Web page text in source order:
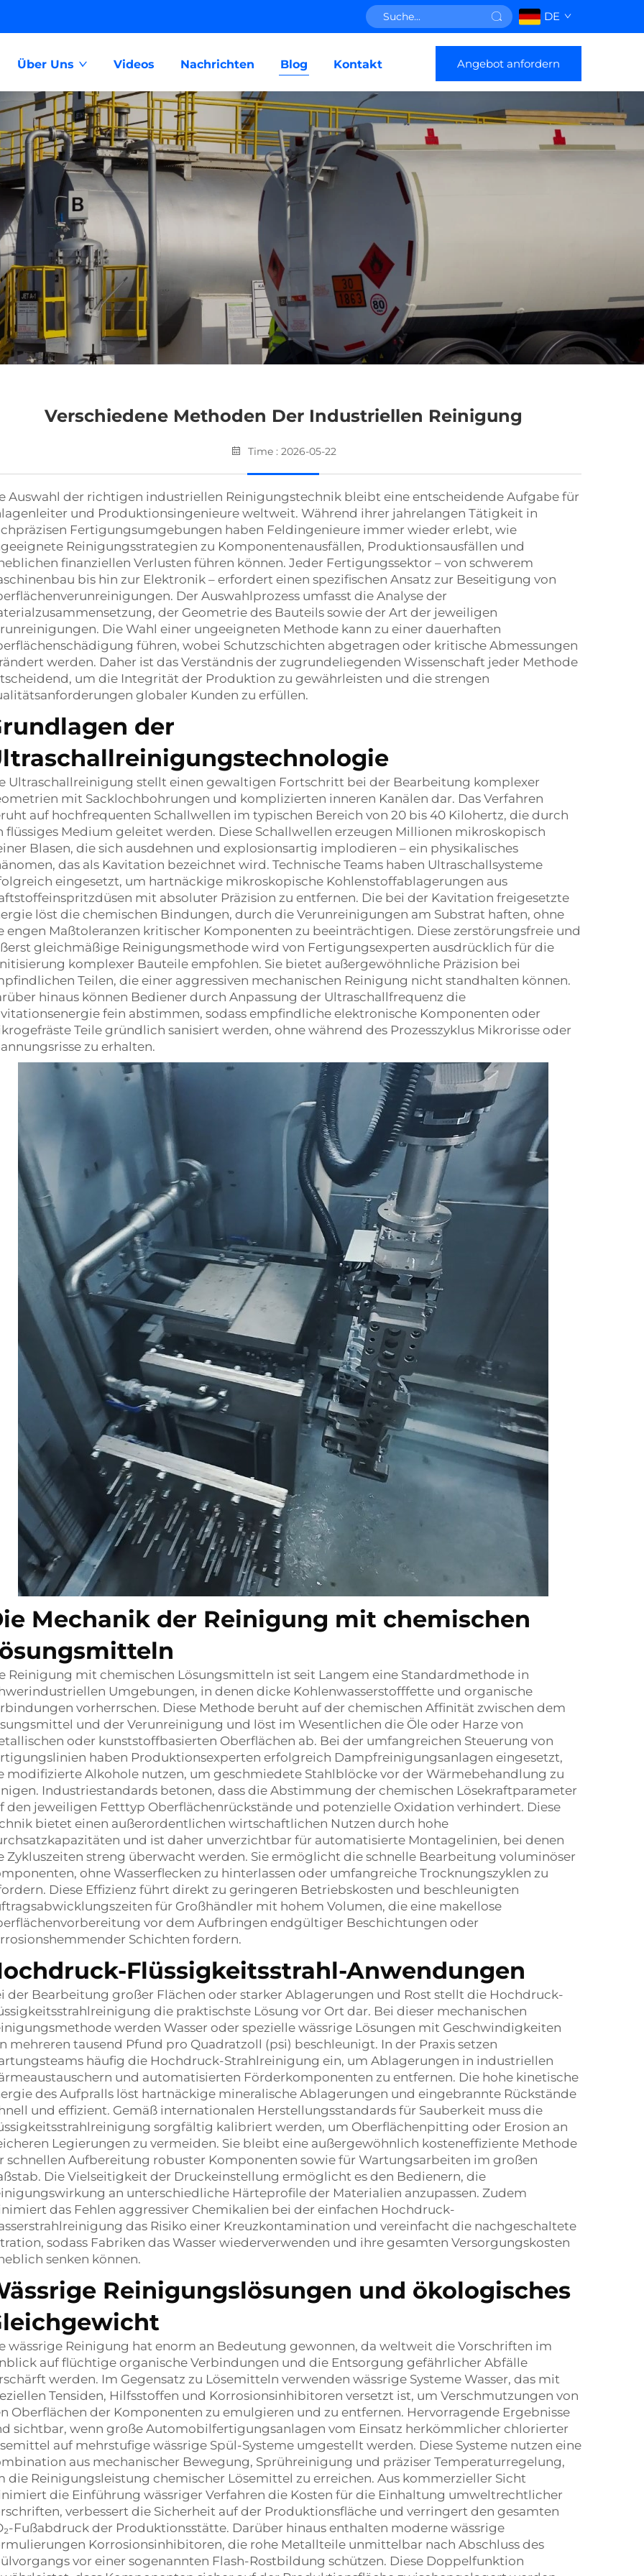
DE
Über Uns Videos Nachrichten Blog Kontakt Angebot anfordern
Verschiedene Methoden Der Industriellen Reinigung
Time : 2026-05-22
Auswahl der richtigen industriellen Reinigungstechnik bleibt eine entscheidende Aufgabe für
und Produktionsingenieure weltweit. Während ihrer jahrelangen Tätigkeit in
Fertigungsumgebungen haben Feldingenieure immer wieder erlebt, wie
Reinigungsstrategien zu Komponentenausfällen, Produktionsausfällen und
finanziellen Verlusten führen können. Jeder Fertigungssektor – von schwerem
bis hin zur Elektronik – erfordert einen spezifischen Ansatz zur Beseitigung von
Der Auswahlprozess umfasst die Analyse der
der Geometrie des Bauteils sowie der Art der jeweiligen
Die Wahl einer ungeeigneten Methode kann zu einer dauerhaften
führen, wobei Schutzschichten abgetragen oder kritische Abmessungen
werden. Daher ist das Verständnis der zugrundeliegenden Wissenschaft jeder Methode
um die Integrität der Produktion zu gewährleisten und die strengen
globaler Kunden zu erfüllen.
der
Ultraschallreinigung stellt einen gewaltigen Fortschritt bei der Bearbeitung komplexer
mit Sacklochbohrungen und komplizierten inneren Kanälen dar. Das Verfahren
auf hochfrequenten Schallwellen im typischen Bereich von 20 bis 40 Kilohertz, die durch
flüssiges Medium geleitet werden. Diese Schallwellen erzeugen Millionen mikroskopisch
Blasen, die sich ausdehnen und explosionsartig implodieren – ein physikalisches
das als Kavitation bezeichnet wird. Technische Teams haben Ultraschallsysteme
eingesetzt, um hartnäckige mikroskopische Kohlenstoffablagerungen aus
mit absoluter Präzision zu entfernen. Die bei der Kavitation freigesetzte
löst die chemischen Bindungen, durch die Verunreinigungen am Substrat haften, ohne
engen Maßtoleranzen kritischer Komponenten zu beeinträchtigen. Diese zerstörungsfreie und
gleichmäßige Reinigungsmethode wird von Fertigungsexperten ausdrücklich für die
komplexer Bauteile empfohlen. Sie bietet außergewöhnliche Präzision bei
Teilen, die einer aggressiven mechanischen Reinigung nicht standhalten können.
hinaus können Bediener durch Anpassung der Ultraschallfrequenz die
fein abstimmen, sodass empfindliche elektronische Komponenten oder
Teile gründlich sanisiert werden, ohne während des Prozesszyklus Mikrorisse oder
zu erhalten.
Mechanik der Reinigung mit chemischen
Reinigung mit chemischen Lösungsmitteln ist seit Langem eine Standardmethode in
Umgebungen, in denen dicke Kohlenwasserstofffette und organische
vorherrschen. Diese Methode beruht auf der chemischen Affinität zwischen dem
und der Verunreinigung und löst im Wesentlichen die Öle oder Harze von
oder kunststoffbasierten Oberflächen ab. Bei der umfangreichen Steuerung von
haben Produktionsexperten erfolgreich Dampfreinigungsanlagen eingesetzt,
modifizierte Alkohole nutzen, um geschmiedete Stahlblöcke vor der Wärmebehandlung zu
Industriestandards betonen, dass die Abstimmung der chemischen Lösekraftparameter
den jeweiligen Fetttyp Oberflächenrückstände und potenzielle Oxidation verhindert. Diese
bietet einen außerordentlichen wirtschaftlichen Nutzen durch hohe
und ist daher unverzichtbar für automatisierte Montagelinien, bei denen
Zykluszeiten streng überwacht werden. Sie ermöglicht die schnelle Bearbeitung voluminöser
ohne Wasserflecken zu hinterlassen oder umfangreiche Trocknungszyklen zu
Diese Effizienz führt direkt zu geringeren Betriebskosten und beschleunigten
für Großhändler mit hohem Volumen, die eine makellose
vor dem Aufbringen endgültiger Beschichtungen oder
Schichten fordern.
Flüssigkeitsstrahl-Anwendungen
der Bearbeitung großer Flächen oder starker Ablagerungen und Rost stellt die Hochdruck-
die praktischste Lösung vor Ort dar. Bei dieser mechanischen
werden Wasser oder spezielle wässrige Lösungen mit Geschwindigkeiten
mehreren tausend Pfund pro Quadratzoll (psi) beschleunigt. In der Praxis setzen
häufig die Hochdruck-Strahlreinigung ein, um Ablagerungen in industriellen
und automatisierten Förderkomponenten zu entfernen. Die hohe kinetische
des Aufpralls löst hartnäckige mineralische Ablagerungen und eingebrannte Rückstände
und effizient. Gemäß internationalen Herstellungsstandards für Sauberkeit muss die
sorgfältig kalibriert werden, um Oberflächenpitting oder Erosion an
Legierungen zu vermeiden. Sie bleibt eine außergewöhnlich kosteneffiziente Methode
schnellen Aufbereitung robuster Komponenten sowie für Wartungsarbeiten im großen
Die Vielseitigkeit der Druckeinstellung ermöglicht es den Bedienern, die
an unterschiedliche Härteprofile der Materialien anzupassen. Zudem
das Fehlen aggressiver Chemikalien bei der einfachen Hochdruck-
das Risiko einer Kreuzkontamination und vereinfacht die nachgeschaltete
sodass Fabriken das Wasser wiederverwenden und ihre gesamten Versorgungskosten
senken können.
Reinigungslösungen und ökologisches
wässrige Reinigung hat enorm an Bedeutung gewonnen, da weltweit die Vorschriften im
auf flüchtige organische Verbindungen und die Entsorgung gefährlicher Abfälle
werden. Im Gegensatz zu Lösemitteln verwenden wässrige Systeme Wasser, das mit
Tensiden, Hilfsstoffen und Korrosionsinhibitoren versetzt ist, um Verschmutzungen von
Oberflächen der Komponenten zu emulgieren und zu entfernen. Hervorragende Ergebnisse
sichtbar, wenn große Automobilfertigungsanlagen vom Einsatz herkömmlicher chlorierter
auf mehrstufige wässrige Spül-Systeme umgestellt werden. Diese Systeme nutzen eine
aus mechanischer Bewegung, Sprühreinigung und präziser Temperaturregelung,
die Reinigungsleistung chemischer Lösemittel zu erreichen. Aus kommerzieller Sicht
die Einführung wässriger Verfahren die Kosten für die Einhaltung umweltrechtlicher
verbessert die Sicherheit auf der Produktionsfläche und verringert den gesamten
Fußabdruck der Produktionsstätte. Darüber hinaus enthalten moderne wässrige
Korrosionsinhibitoren, die rohe Metallteile unmittelbar nach Abschluss des
vor einer sogenannten Flash-Rostbildung schützen. Diese Doppelfunktion